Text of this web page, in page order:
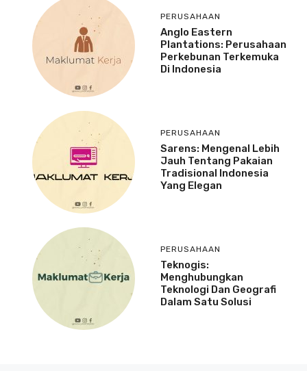
PERUSAHAAN
Anglo Eastern
Plantations: Perusahaan
Perkebunan Terkemuka
Di Indonesia
PERUSAHAAN
Sarens: Mengenal Lebih
Jauh Tentang Pakaian
Tradisional Indonesia
Yang Elegan
PERUSAHAAN
Teknogis:
Menghubungkan
Teknologi Dan Geografi
Dalam Satu Solusi